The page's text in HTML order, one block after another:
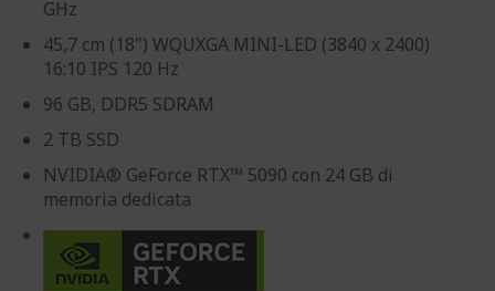
GHz
45,7 cm (18") WQUXGA MINI-LED (3840 x 2400)
16:10 IPS 120 Hz
96 GB, DDR5 SDRAM
2 TB SSD
NVIDIA® GeForce RTX™ 5090 con 24 GB di
memoria dedicata